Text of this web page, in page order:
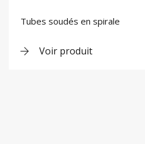
Tubes soudés en spirale
Voir produit